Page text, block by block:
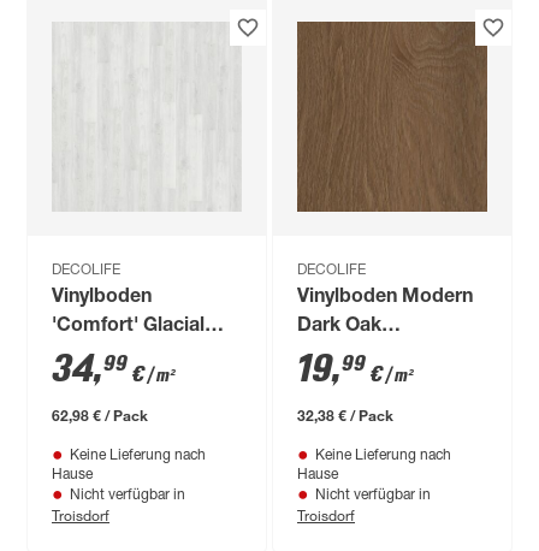
DECOLIFE
Vinylboden
'Comfort' Glacial
Oak weiß 10,5 mm
34,99 €/ m²
62,98 € / Pack
Keine Lieferung nach
Hause
Nicht verfügbar in
Troisdorf
DECOLIFE
Vinylboden Modern
Dark Oak
dunkelbraun 5,2 mm
19,99 €/ m²
32,38 € / Pack
Keine Lieferung nach
Hause
Nicht verfügbar in
Troisdorf